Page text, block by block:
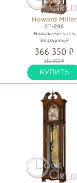
Howard Miller
611-296
Напольные часы
Кварцевый
366 350 ₽
431 002 ₽
КУПИТЬ